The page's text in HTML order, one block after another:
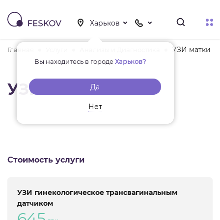
Вы находитесь в городеХарьков?
Да
Нет
Главная УЗИ матки
УЗИ матки
Стоимость услуги
УЗИ гинекологическое трансвагинальным
датчиком